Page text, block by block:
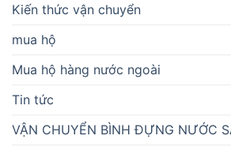
Kiến thức vận chuyển
mua hộ
Mua hộ hàng nước ngoài
Tin tức
VẬN CHUYỂN BÌNH ĐỰNG NƯỚC